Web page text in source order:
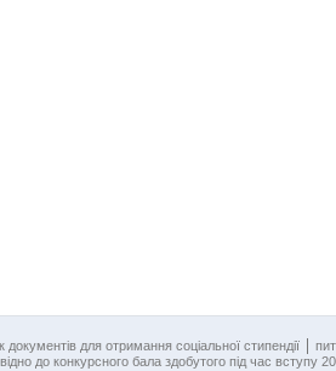
документів для отримання соціальної стипендії
до конкурсного бала здобутого під час вступу